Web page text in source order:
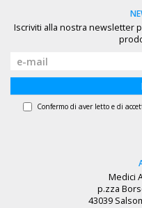
Iscriviti alla nostra newsletter
Confermo di aver letto e di
Medici
p.zza
43039